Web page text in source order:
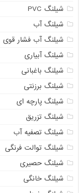
شیلنگ PVC
شیلنگ آب
شیلنگ آب فشار قوی
شیلنگ آبیاری
شیلنگ باغبانی
شیلنگ برزنتی
شیلنگ پارچه ای
شیلنگ تزریق
شیلنگ تصفیه آب
شیلنگ توالت فرنگی
شیلنگ حصیری
شیلنگ خانگی